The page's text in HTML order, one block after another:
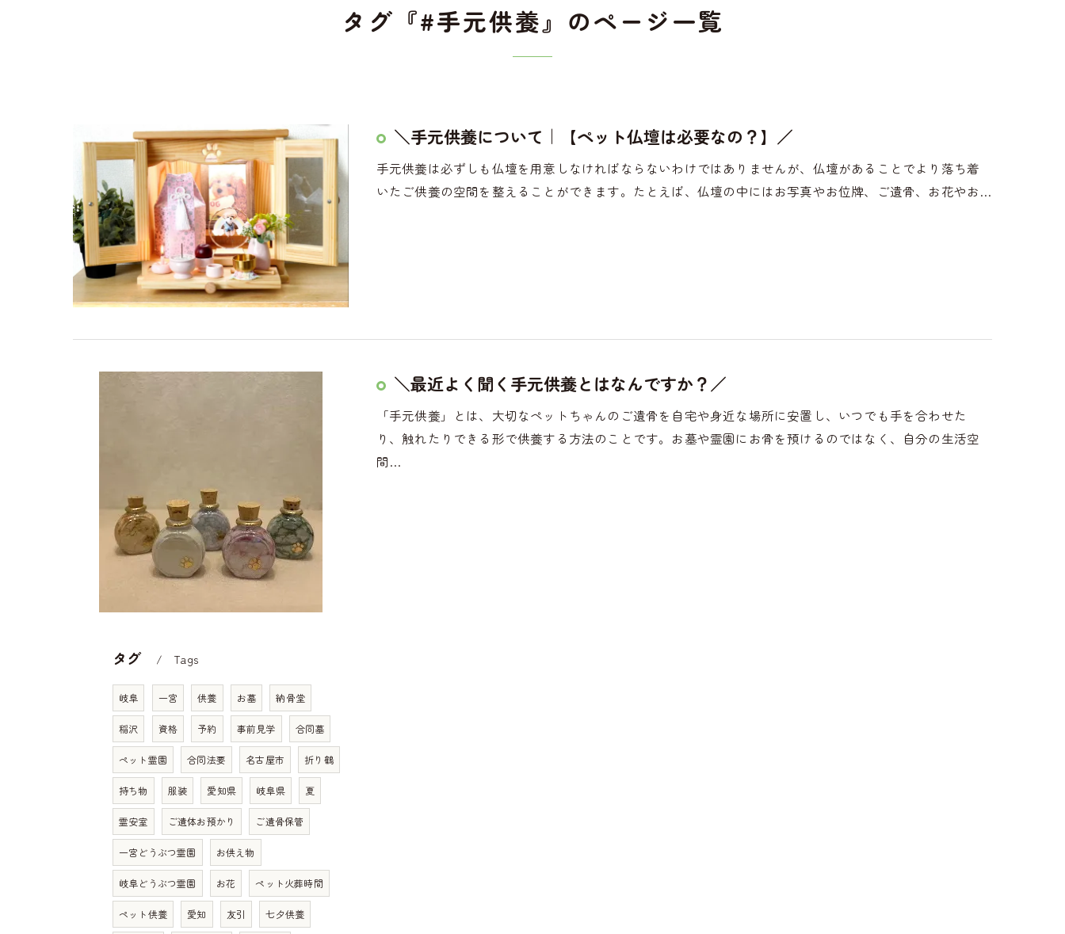
タグ『#手元供養』のページ一覧
＼手元供養について｜【ペット仏壇は必要なの？】／
手元供養は必ずしも仏壇を用意しなければならないわけではありませんが、仏壇があることでより落ち着
いたご供養の空間を整えることができます。たとえば、仏壇の中にはお写真やお位牌、ご遺骨、お花やお…
＼最近よく聞く手元供養とはなんですか？／
「手元供養」とは、大切なペットちゃんのご遺骨を自宅や身近な場所に安置し、いつでも手を合わせた
り、触れたりできる形で供養する方法のことです。お墓や霊園にお骨を預けるのではなく、自分の生活空
間…
タグ Tags
岐阜 一宮 供養 お墓 納骨堂
稲沢 資格 予約 事前見学 合同墓
ペット霊園 合同法要 名古屋市 折り鶴
持ち物 服装 愛知県 岐阜県 夏
霊安室 ご遺体お預かり ご遺骨保管
一宮どうぶつ霊園 お供え物
岐阜どうぶつ霊園 お花 ペット火葬時間
ペット供養 愛知 友引 七夕供養